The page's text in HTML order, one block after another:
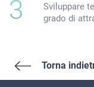
Sviluppare
grado di
Torna